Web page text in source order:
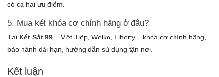
có cả hai ưu điểm.
5. Mua két khóa cơ chính hãng ở đâu?
Tại Két Sắt 99 – Việt Tiệp, Welko, Liberty... khóa cơ chính hãng,
bảo hành dài hạn, hướng dẫn sử dụng tận nơi.
Kết luận